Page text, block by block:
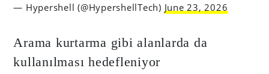
— Hypershell (@HypershellTech) June 23, 2026
Arama kurtarma gibi alanlarda da
kullanılması hedefleniyor